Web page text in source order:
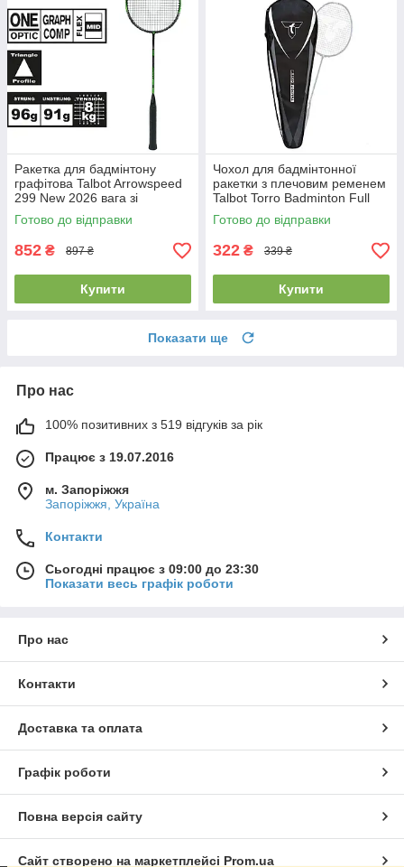
Ракетка для бадмінтону
графітова Talbot Arrowspeed
299 New 2026 вага зі
струнами 96 г
Готово до відправки
852 ₴ 897 ₴
Купити
Чохол для бадмінтонної
ракетки з плечовим ременем
Talbot Torro Badminton Full
Cover Black чорний
75х25х2см
Готово до відправки
322 ₴ 339 ₴
Купити
Показати ще
Про нас
100% позитивних з 519 відгуків за рік
Працює з 19.07.2016
м. Запоріжжя
Запоріжжя, Україна
Контакти
Сьогодні працює з 09:00 до 23:30
Показати весь графік роботи
Про нас
Контакти
Доставка та оплата
Графік роботи
Повна версія сайту
Сайт створено на маркетплейсі Prom.ua